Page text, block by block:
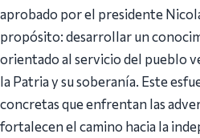
aprobado por el presidente
propósito: desarrollar un
orientado al servicio del pueblo
la Patria y su soberanía. Este
concretas que enfrentan las
fortalecen el camino hacia la